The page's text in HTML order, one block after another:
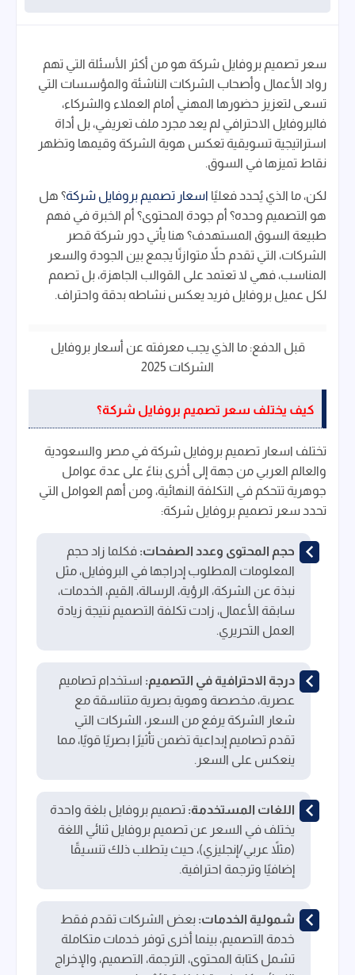
سعر تصميم بروفايل شركة هو من أكثر الأسئلة التي تهم
رواد الأعمال وأصحاب الشركات الناشئة والمؤسسات التي
تسعى لتعزيز حضورها المهني أمام العملاء والشركاء،
فالبروفايل الاحترافي لم يعد مجرد ملف تعريفي، بل أداة
استراتيجية تسويقية تعكس هوية الشركة وقيمها وتظهر
نقاط تميزها في السوق.
لكن، ما الذي يُحدد فعليًا اسعار تصميم بروفايل شركة؟ هل
هو التصميم وحده؟ أم جودة المحتوى؟ أم الخبرة في فهم
طبيعة السوق المستهدف؟ هنا يأتي دور شركة قصر
الشركات، التي تقدم حلاً متوازنًا يجمع بين الجودة والسعر
المناسب، فهي لا تعتمد على القوالب الجاهزة، بل تصمم
لكل عميل بروفايل فريد يعكس نشاطه بدقة واحتراف.
قبل الدفع: ما الذي يجب معرفته عن أسعار بروفايل
الشركات 2025
كيف يختلف سعر تصميم بروفايل شركة؟
تختلف اسعار تصميم بروفايل شركة في مصر والسعودية
والعالم العربي من جهة إلى أخرى بناءً على عدة عوامل
جوهرية تتحكم في التكلفة النهائية، ومن أهم العوامل التي
تحدد سعر تصميم بروفايل شركة:
حجم المحتوى وعدد الصفحات: فكلما زاد حجم
المعلومات المطلوب إدراجها في البروفايل، مثل
نبذة عن الشركة، الرؤية، الرسالة، القيم، الخدمات،
سابقة الأعمال، زادت تكلفة التصميم نتيجة زيادة
العمل التحريري.
درجة الاحترافية في التصميم: استخدام تصاميم
عصرية، مخصصة وهوية بصرية متناسقة مع
شعار الشركة يرفع من السعر، الشركات التي
تقدم تصاميم إبداعية تضمن تأثيرًا بصريًا قويًا، مما
ينعكس على السعر.
اللغات المستخدمة: تصميم بروفايل بلغة واحدة
يختلف في السعر عن تصميم بروفايل ثنائي اللغة
(مثلاً عربي/إنجليزي)، حيث يتطلب ذلك تنسيقًا
إضافيًا وترجمة احترافية.
شمولية الخدمات: بعض الشركات تقدم فقط
خدمة التصميم، بينما أخرى توفر خدمات متكاملة
تشمل كتابة المحتوى، الترجمة، التصميم، والإخراج